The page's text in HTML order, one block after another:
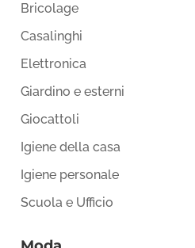
Bricolage
Casalinghi
Elettronica
Giardino e esterni
Giocattoli
Igiene della casa
Igiene personale
Scuola e Ufficio